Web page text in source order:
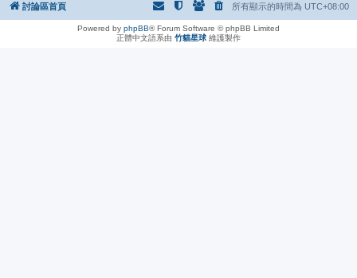
討論區首頁 所有顯示的時間為 UTC+08:00
Powered by phpBB® Forum Software © phpBB Limited
正體中文語系由 竹貓星球 維護製作